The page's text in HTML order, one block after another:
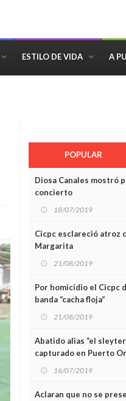
ESTILO DE VIDA A
POPULAR
Diosa Canales mostró
concierto
18/07/2019
Cicpc esclareció atroz
Margarita
21/08/2019
Por homicidio el Cicpc
banda “cacha floja”
21/08/2019
Abatido alias “el
capturado en Puerto
16/07/2019
Aclaran que no se